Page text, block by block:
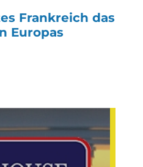
Frankreich das
Europas